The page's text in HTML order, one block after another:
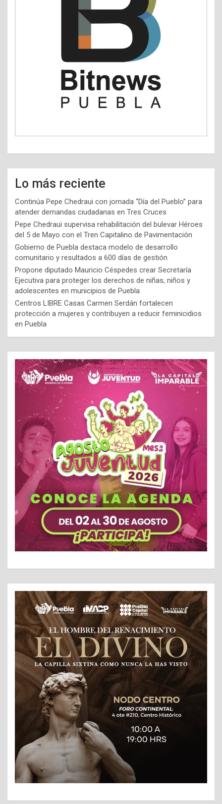
Lo más reciente
Continúa Pepe Chedraui con jornada “Día del Pueblo” para
atender demandas ciudadanas en Tres Cruces
Pepe Chedraui supervisa rehabilitación del bulevar Héroes
del 5 de Mayo con el Tren Capitalino de Pavimentación
Gobierno de Puebla destaca modelo de desarrollo
comunitario y resultados a 600 días de gestión
Propone diputado Mauricio Céspedes crear Secretaría
Ejecutiva para proteger los derechos de niñas, niños y
adolescentes en municipios de Puebla
Centros LIBRE Casas Carmen Serdán fortalecen
protección a mujeres y contribuyen a reducir feminicidios
en Puebla